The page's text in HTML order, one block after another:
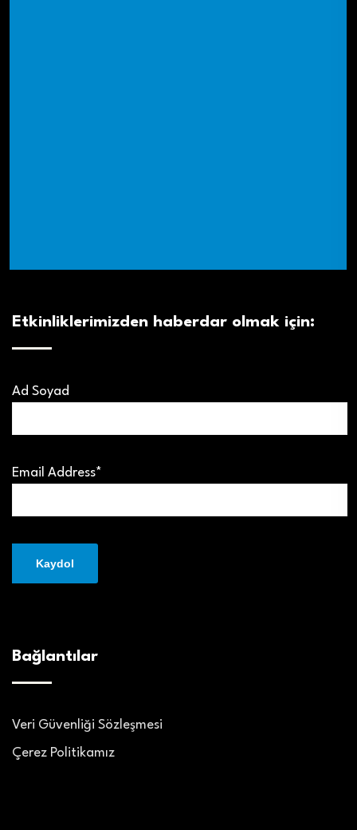
Etkinliklerimizden haberdar olmak için:
Ad Soyad
Email Address*
Bağlantılar
Veri Güvenliği Sözleşmesi
Çerez Politikamız